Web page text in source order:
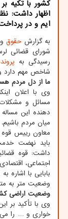
کشور با تکیه
اظهار داشت:
ایم و در
به گزارش حقوقو
شورای قضائی
رسیدگی به
شاخص مهم
ما از دل مردم
وی با اعلان
مسائل و
دهنده این
میان مردم باشیم.
معاون رییس قوه
باید نهضت
داشت: قوه
اجتماعی،
بابایی با اشاره
وضعیت متر به
وضعیت اراضی
وی با تأکید بر
خواری و … را می